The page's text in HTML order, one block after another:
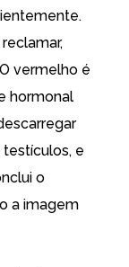
vermelho é
hormonal
e
o
a imagem